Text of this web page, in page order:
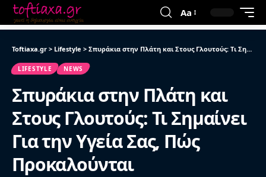
Aa
Toftiaxa.gr > Lifestyle > Σπυράκια στην Πλάτη και Στους Γλουτούς: Τι Σημαίνει Για την Υγεία Σας, Πώς Προκαλούνται
LIFESTYLE NEWS
Σπυράκια στην Πλάτη και
Στους Γλουτούς: Τι Σημαίνει
Για την Υγεία Σας, Πώς
Προκαλούνται